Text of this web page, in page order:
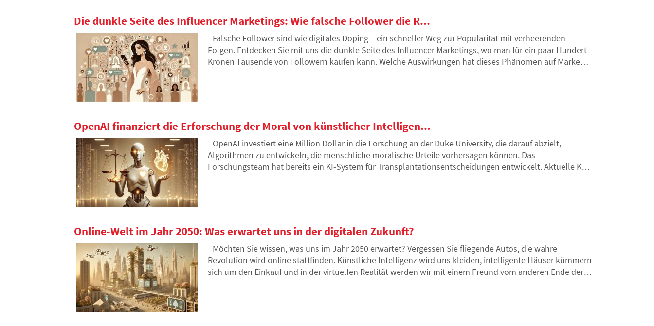
Die dunkle Seite des Influencer Marketings: Wie falsche Follower die R...
Falsche Follower sind wie digitales Doping – ein schneller Weg zur Popularität mit verheerenden
Folgen. Entdecken Sie mit uns die dunkle Seite des Influencer Marketings, wo man für ein paar Hundert
Kronen Tausende von Followern kaufen kann. Welche Auswirkungen hat dieses Phänomen auf Marken,
OpenAI finanziert die Erforschung der Moral von künstlicher Intelligen...
OpenAI investiert eine Million Dollar in die Forschung an der Duke University, die darauf abzielt,
Algorithmen zu entwickeln, die menschliche moralische Urteile vorhersagen können. Das
Forschungsteam hat bereits ein KI-System für Transplantationsentscheidungen entwickelt. Aktuelle KI-
Online-Welt im Jahr 2050: Was erwartet uns in der digitalen Zukunft?
Möchten Sie wissen, was uns im Jahr 2050 erwartet? Vergessen Sie fliegende Autos, die wahre
Revolution wird online stattfinden. Künstliche Intelligenz wird uns kleiden, intelligente Häuser kümmern
sich um den Einkauf und in der virtuellen Realität werden wir mit einem Freund vom anderen Ende der